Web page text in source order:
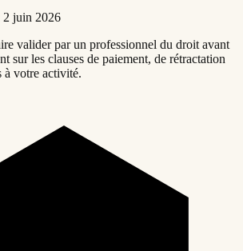
2 juin 2026
valider par un professionnel du droit avant
sur les clauses de paiement, de rétractation
à votre activité.